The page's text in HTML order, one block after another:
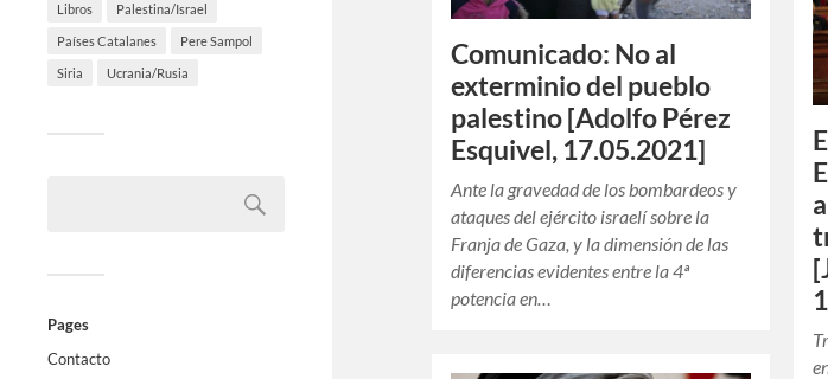
Libros Palestina/Israel
Países Catalanes Pere Sampol
Siria Ucrania/Rusia
Pages
Contacto
Comunicado: No al
exterminio del pueblo
palestino [Adolfo Pérez
Esquivel, 17.05.2021]
Ante la gravedad de los bombardeos y
ataques del ejército israelí sobre la
Franja de Gaza, y la dimensión de las
diferencias evidentes entre la 4ª
potencia en…